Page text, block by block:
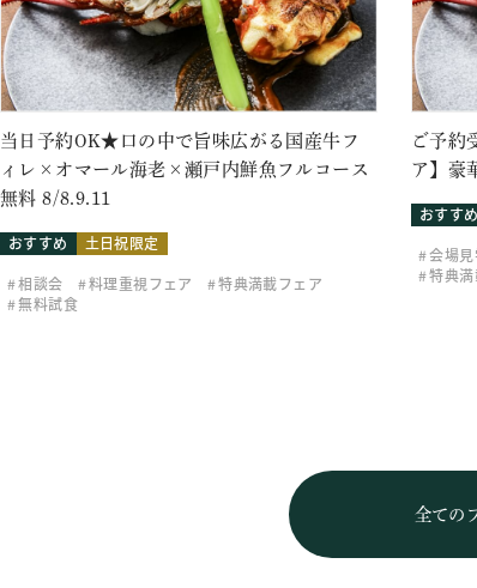
当日予約OK★口の中で旨味広がる国産牛フ
ィレ×オマール海老×瀬戸内鮮魚フルコース
無料 8/8.9.11
おすすめ
土日祝限定
相談会
料理重視フェア
特典満載フェア
無料試食
ご予約
ア】豪
おすすめ
会場
特典
全ての